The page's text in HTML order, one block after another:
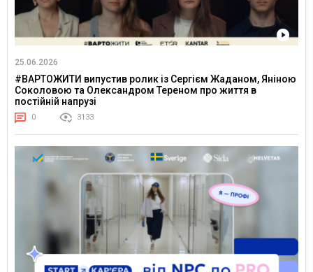
25.06.2026
#ВАРТОЖИТИ випустив ролик із Сергієм Жаданом, Яніною
Соколовою та Олександром Тереном про життя в
постійній напрузі
0 3133